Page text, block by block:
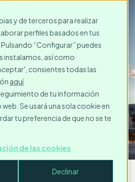
y de terceros para realizar
perfiles basados en tus
“Configurar” puedes
instalamos, así como
consientes todas las
aquí
de tu información
Se usará una sola cookie en
tu preferencia de que no se te
de las cookies
Declinar
en